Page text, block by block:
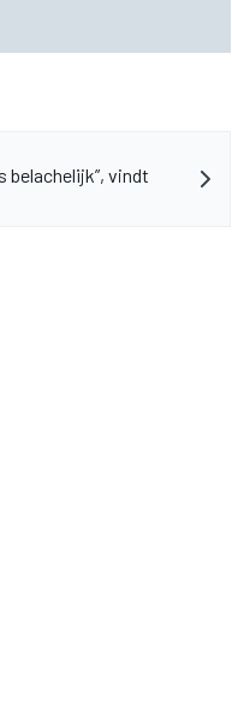
belachelijk”, vindt